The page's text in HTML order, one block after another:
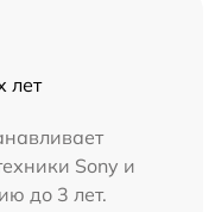
лет
Sony и
до 3 лет.